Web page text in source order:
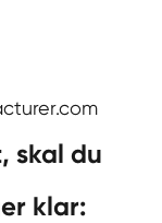
skal du
klar: